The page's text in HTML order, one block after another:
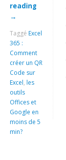
reading
→
Taggé Excel
365 :
Comment
créer un QR
Code sur
Excel, les
outils
Offices et
Google en
moins de 5
min?